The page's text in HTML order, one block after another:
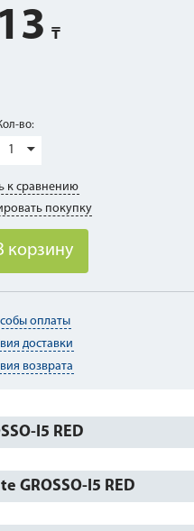
во:
1
к сравнению
покупку
корзину
оплаты
доставки
возврата
I5 RED
GROSSO-I5 RED